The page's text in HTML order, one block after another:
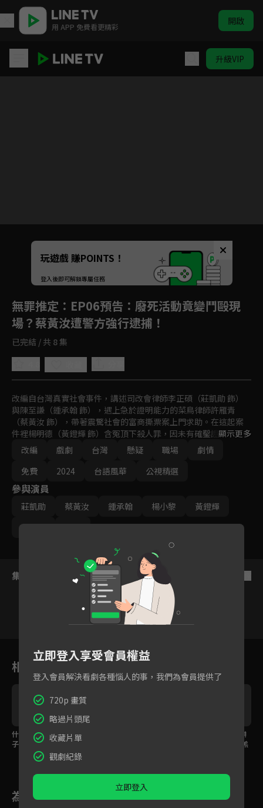
用 APP 免費看更精彩 開啟
升級VIP
Unmute
玩遊戲 賺POINTS！
登入後即可解鎖專屬任務
無罪推定 ：EP06預告：廢死活動竟變鬥毆現
場？蔡黃汝遭警方強行逮捕！
已完結 / 共 8 集
改編自台灣真實社會事件，講述司改會律師李正碩（莊凱勛 飾）
與陳至謙（鍾承翰 飾），遇上急於證明能力的菜鳥律師許雁青
（蔡黃汝 飾），帶著震驚社會的富商撕票案上門求助。在這起案
件裡楊明德（黃鐙輝 飾）含冤頂下殺人罪，因未有確鑿證據纏訟
多年，遭判死刑7次，創台灣司法史上非常上訴最多次案件，也促
使護生聯盟成立，身為護生聯盟執行長的田家瑩（楊小黎 飾）也
全力協助。
顯示更多
改編
戲劇 台灣 懸疑 職場
劇情
免費
2024 台語風華 公視精選
參與演員
莊凱勛 蔡黃汝 鍾承翰 楊小黎
黃鐙輝
呂雪鳳
楊烈
集數列表
2 3
相關花絮
什麼時候助人也要看面
子？蔡黃汝與莊凱勛為
性侵案爭執
蔡黃汝察覺警方疑偵辦
失誤 黃鐙輝淪為代罪羔
為您推薦
立即登入享受會員權益
登入會員解決看劇各種惱人的事，我們為會員提供了
720p 畫質
略過片頭尾
收藏片單
觀劇紀錄
立即登入